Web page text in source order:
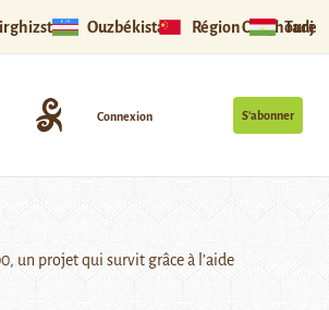
Ouzbékistan Région Ouïghoure
S’abonner
Connexion
un projet qui survit grâce à l’aide